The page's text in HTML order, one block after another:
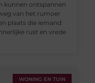
kunnen ontspannen
van het rumoer
plaats die iemand
rust en vrede
WONING EN TUIN